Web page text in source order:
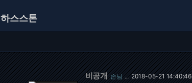
하스스톤
비공개 손님 … 2018-05-21 14:40:46